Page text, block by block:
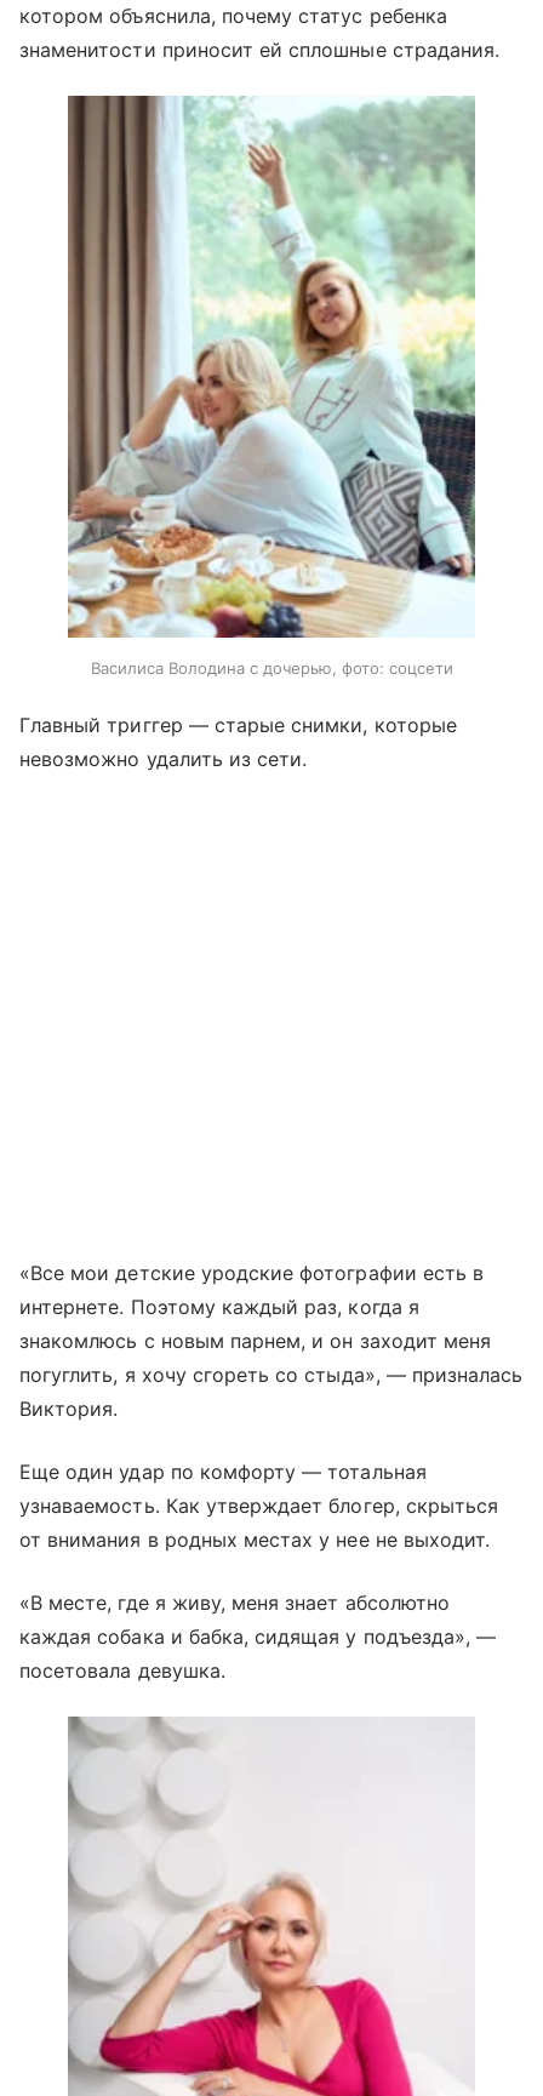
котором объяснила, почему статус ребенка
знаменитости приносит ей сплошные страдания.
Василиса Володина с дочерью, фото: соцсети
Главный триггер — старые снимки, которые
невозможно удалить из сети.
«Все мои детские уродские фотографии есть в
интернете. Поэтому каждый раз, когда я
знакомлюсь с новым парнем, и он заходит меня
погуглить, я хочу сгореть со стыда», — призналась
Виктория.
Еще один удар по комфорту — тотальная
узнаваемость. Как утверждает блогер, скрыться
от внимания в родных местах у нее не выходит.
«В месте, где я живу, меня знает абсолютно
каждая собака и бабка, сидящая у подъезда», —
посетовала девушка.